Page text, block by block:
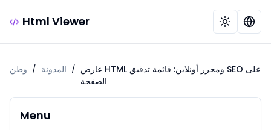
Html Viewer
وطن / المدونة / عارض HTML ومحرر أونلاين: قائمة تدقيق SEO على
الصفحة
Menu